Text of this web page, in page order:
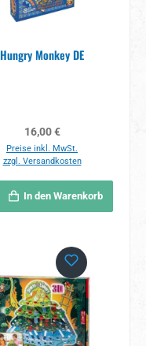
Hungry Monkey DE
Regulärer Preis:
16,00 €
Preise inkl. MwSt.
zzgl. Versandkosten
In den Warenkorb